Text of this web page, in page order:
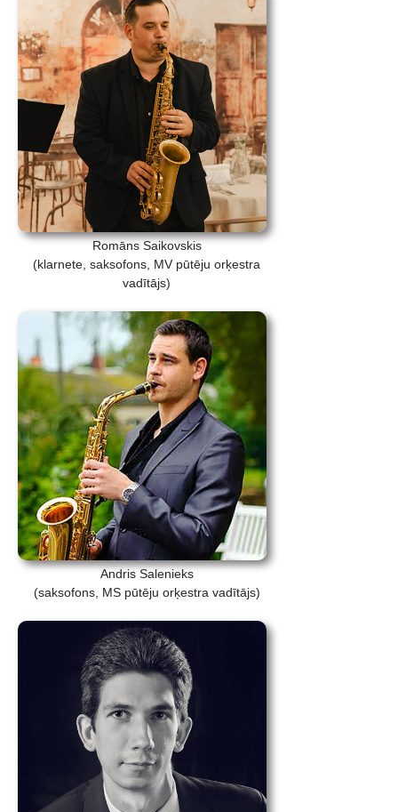
Romāns Saikovskis
(klarnete, saksofons, MV pūtēju orķestra
vadītājs)
Andris Salenieks
(saksofons, MS pūtēju orķestra vadītājs)